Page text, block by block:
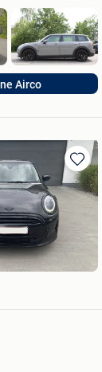
Airco
Bewaren
in